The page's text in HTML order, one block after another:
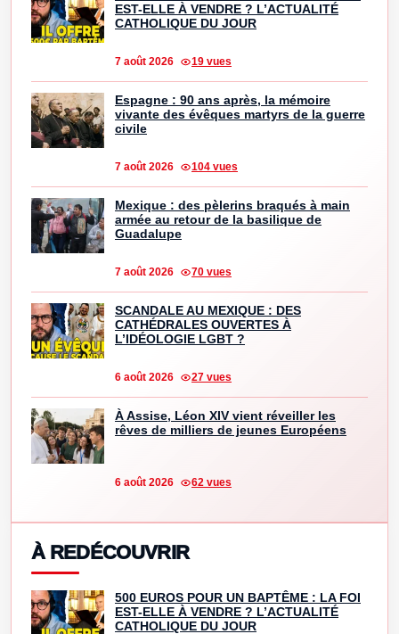
EST-ELLE À VENDRE ? L’ACTUALITÉ
CATHOLIQUE DU JOUR
7 août 2026 19 vues
Espagne : 90 ans après, la mémoire
vivante des évêques martyrs de la guerre
civile
7 août 2026 104 vues
Mexique : des pèlerins braqués à main
armée au retour de la basilique de
Guadalupe
7 août 2026 70 vues
SCANDALE AU MEXIQUE : DES
CATHÉDRALES OUVERTES À
L’IDÉOLOGIE LGBT ?
6 août 2026 27 vues
À Assise, Léon XIV vient réveiller les
rêves de milliers de jeunes Européens
6 août 2026 62 vues
À REDÉCOUVRIR
500 EUROS POUR UN BAPTÊME : LA FOI
EST-ELLE À VENDRE ? L’ACTUALITÉ
CATHOLIQUE DU JOUR